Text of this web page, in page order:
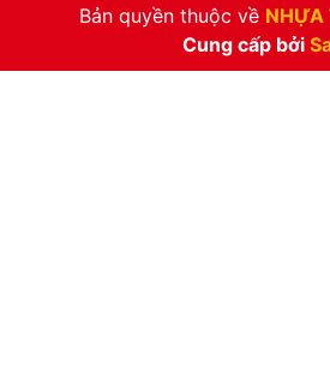
Bản quyền thuộc về NHỰA
Cung cấp bởi